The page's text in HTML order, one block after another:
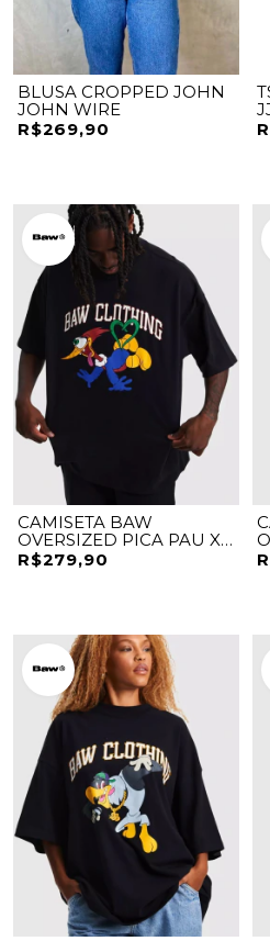
BLUSA CROPPED JOHN
JOHN WIRE
R$269,90
CAMISETA BAW
OVERSIZED PICA PAU X
WW
R$279,90